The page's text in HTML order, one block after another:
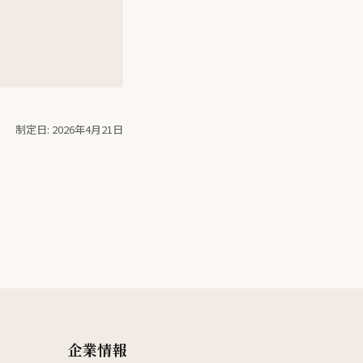
制定日: 2026年4月21日
企業情報